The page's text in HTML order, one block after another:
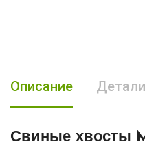
Описание Детали
Свиные хвосты